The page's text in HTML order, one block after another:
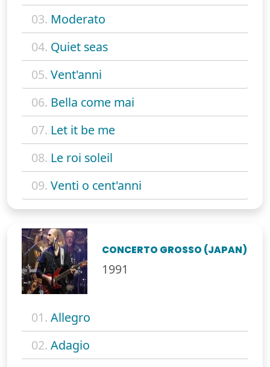
03. Moderato
04. Quiet seas
05. Vent'anni
06. Bella come mai
07. Let it be me
08. Le roi soleil
09. Venti o cent'anni
CONCERTO GROSSO (JAPAN)
1991
01. Allegro
02. Adagio